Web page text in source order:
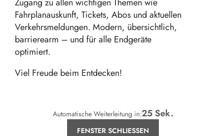
Aktuelles
Fahrplanauskunft, Tickets, Abos und aktuellen
Verkehrsmeldungen. Modern, übersichtlich,
barrierearm – und für alle Endgeräte
optimiert.
Viel Freude beim Entdecken!
FENSTER SCHLIESSEN
Automatische Weiterleitung in:24 Sek.